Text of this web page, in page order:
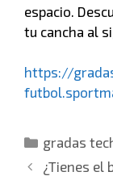
espacio.
tu cancha al
https://
gradas
¿Tienes el